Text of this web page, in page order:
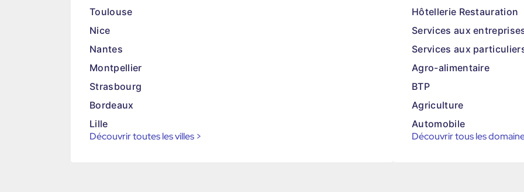
Toulouse
Nice
Nantes
Montpellier
Strasbourg
Bordeaux
Lille
Découvrir toutes les villes >
Hôtellerie Restauration
Services aux
Services aux
Agro-alimentaire
BTP
Agriculture
Automobile
Découvrir tous les